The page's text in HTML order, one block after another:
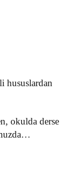
hususlardan
okulda derse